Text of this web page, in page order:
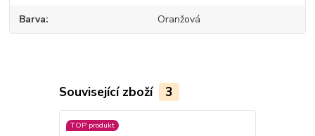
Barva Oranžová
Související zboží 3
TOP produkt